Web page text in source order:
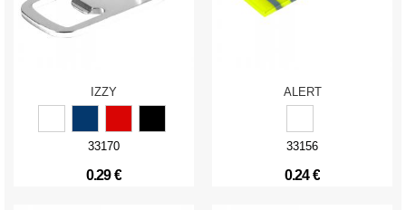
IZZY
33170
0.29 €
ALERT
33156
0.24 €